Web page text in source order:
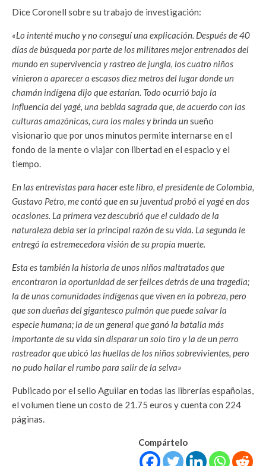
Dice Coronell sobre su trabajo de investigación:
«Lo intenté mucho y no conseguí una explicación. Después de 40
días de búsqueda por parte de los militares mejor entrenados del
mundo en supervivencia y rastreo de jungla, los cuatro niños
vinieron a aparecer a escasos diez metros del lugar donde un
chamán indígena dijo que estarían. Todo ocurrió bajo la
influencia del yagé, una bebida sagrada que, de acuerdo con las
culturas amazónicas, cura los males y brinda unsueño
visionario que por unos minutos permite internarse en el
fondo de la mente o viajar con libertad en el espacio y el
tiempo.
En las entrevistas para hacer este libro, el presidente de Colombia,
Gustavo Petro, me contó que en su juventud probó el yagé en dos
ocasiones. La primera vez descubrió que el cuidado de la
naturaleza debía ser la principal razón de su vida. La segunda le
entregó la estremecedora visión de su propia muerte.
Esta es también la historia de unos niños maltratados que
encontraron la oportunidad de ser felices detrás de una tragedia;
la de unas comunidades indígenas que viven en la pobreza, pero
que son dueñas del gigantesco pulmón que puede salvar la
especie humana; la de un general que ganó la batalla más
importante de su vida sin disparar un solo tiro y la de un perro
rastreador que ubicó las huellas de los niños sobrevivientes, pero
no pudo hallar el rumbo para salir de la selva»
Publicado por el sello Aguilar en todas las librerías españolas,
el volumen tiene un costo de 21.75 euros y cuenta con 224
páginas.
Compártelo